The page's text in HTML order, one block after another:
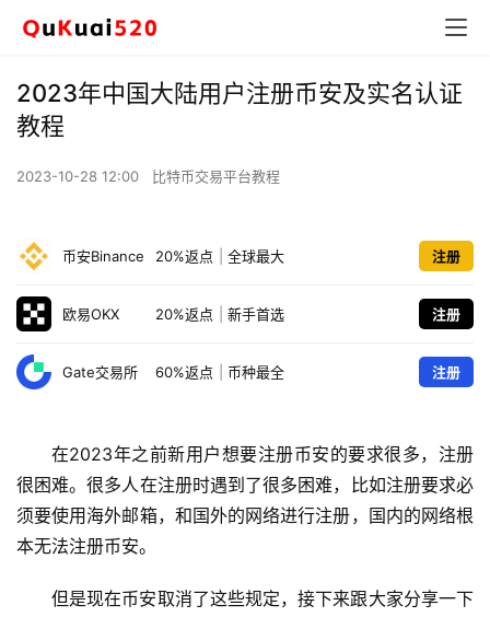
2023年中国大陆用户注册币安及实名认证
教程
2023-10-28 12:00 比特币交易平台教程
币安Binance 20%返点 全球最大 注册
欧易OKX 20%返点 新手首选 注册
Gate交易所 60%返点 币种最全 注册
在2023年之前新用户想要注册币安的要求很多，注册
很困难。很多人在注册时遇到了很多困难，比如注册要求必
须要使用海外邮箱，和国外的网络进行注册，国内的网络根
本无法注册币安。
但是现在币安取消了这些规定，接下来跟大家分享一下